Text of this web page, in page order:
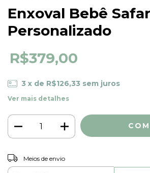
Enxoval Bebê
Personalizado
R$379,00
3 x de R$126,33 sem juros
Ver mais detalhes
Entregas para o CEP:
Meios de envio